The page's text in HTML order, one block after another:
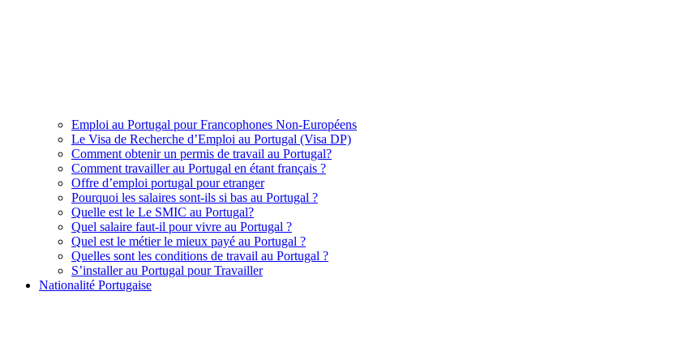
Emploi au Portugal pour Francophones Non-Européens
Le Visa de Recherche d’Emploi au Portugal (Visa DP)
Comment obtenir un permis de travail au Portugal?
Comment travailler au Portugal en étant français ?
Offre d’emploi portugal pour etranger
Pourquoi les salaires sont-ils si bas au Portugal ?
Quelle est le Le SMIC au Portugal?
Quel salaire faut-il pour vivre au Portugal ?
Quel est le métier le mieux payé au Portugal ?
Quelles sont les conditions de travail au Portugal ?
S’installer au Portugal pour Travailler
Nationalité Portugaise